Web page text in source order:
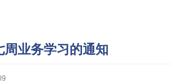
周业务学习的通知